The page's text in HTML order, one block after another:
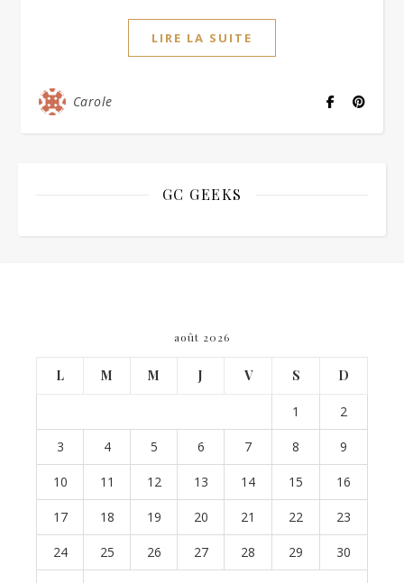
LIRE LA SUITE
Carole
GC GEEKS
août 2026
L M M J V S D
1 2
3 4 5 6 7 8 9
10 11 12 13 14 15 16
17 18 19 20 21 22 23
24 25 26 27 28 29 30